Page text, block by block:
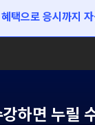
택으로 응시까지
하면 누릴